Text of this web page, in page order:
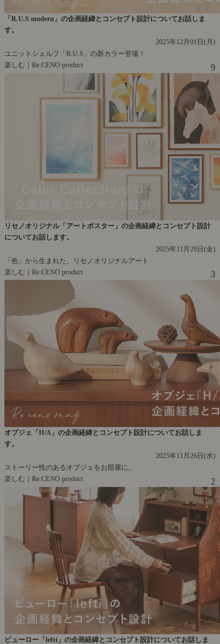
「R.U.S modern」の企画経緯とコンセプト設計についてお話しま
す。
2025年12月01日(月)
ユニットシェルフ「R.U.S」の新カラー登場！
楽しむ｜Re:CENO product
9
リセノオリジナル「アートポスター」の企画経緯とコンセプト設計
についてお話します。
2025年11月28日(金)
「色」から生まれた、リセノオリジナルアート
楽しむ｜Re:CENO product
3
オブジェ「H/A」の企画経緯とコンセプト設計についてお話しま
す。
2025年11月26日(水)
ストーリー性のあるオブジェをお部屋に。
楽しむ｜Re:CENO product
2
ビューロー「lefti」の企画経緯とコンセプト設計についてお話しま